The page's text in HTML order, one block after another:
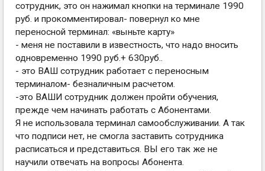
сотрудник, это он нажимал кнопки на терминале 1990
руб. и прокомментировал- повернул ко мне
переносной терминал: «выньте карту»
- меня не поставили в известность, что надо вносить
одновременно 1990 руб.+ 630руб..
- это ВАШ сотрудник работает с переносным
терминалом- безналичным расчетом.
-это ВАШИ сотрудник должен пройти обучения,
прежде чем начинать работать с Абонентами.
Я не использовала терминал самообслуживании. А так
что подписи нет, не смогла заставить сотрудника
расписаться и представиться. ВЫ его так же не
научили отвечать на вопросы Абонента.